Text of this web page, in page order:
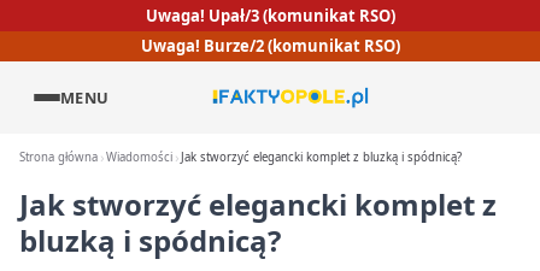
Uwaga! Upał/3 (komunikat RSO)
Uwaga! Burze/2 (komunikat RSO)
MENU
Strona główna Wiadomości Jak stworzyć elegancki komplet z bluzką i spódnicą?
Jak stworzyć elegancki komplet z
bluzką i spódnicą?